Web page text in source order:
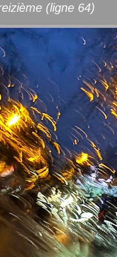
(ligne 64)